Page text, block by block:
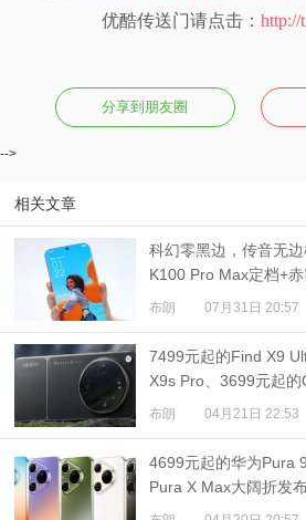
普
验
优酷传送门请点击： http://
分享到朋友圈
-->
相关文章
科幻零黑边，传音无
K100 Pro Max定档+
布朗 07月31日 20:57
7499元起的Find X9
X9s Pro、3699元起
多旗舰对比】
布朗 04月21日 22:53
4699元起的华为Pura
Pura X Max大阔折发